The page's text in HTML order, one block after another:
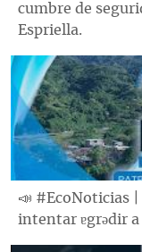
cumbre de
Espriella.
📣 #EcoNoticias
intentar ɐgrǝdir